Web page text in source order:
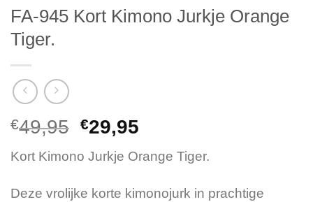
FA-945 Kort Kimono Jurkje Orange
Tiger.
€49,95 Oorspronkelijke
prijs
was:
€49,95.
€29,95
is:
€29,95.
Kort Kimono Jurkje Orange Tiger.
Deze vrolijke korte kimonojurk in prachtige